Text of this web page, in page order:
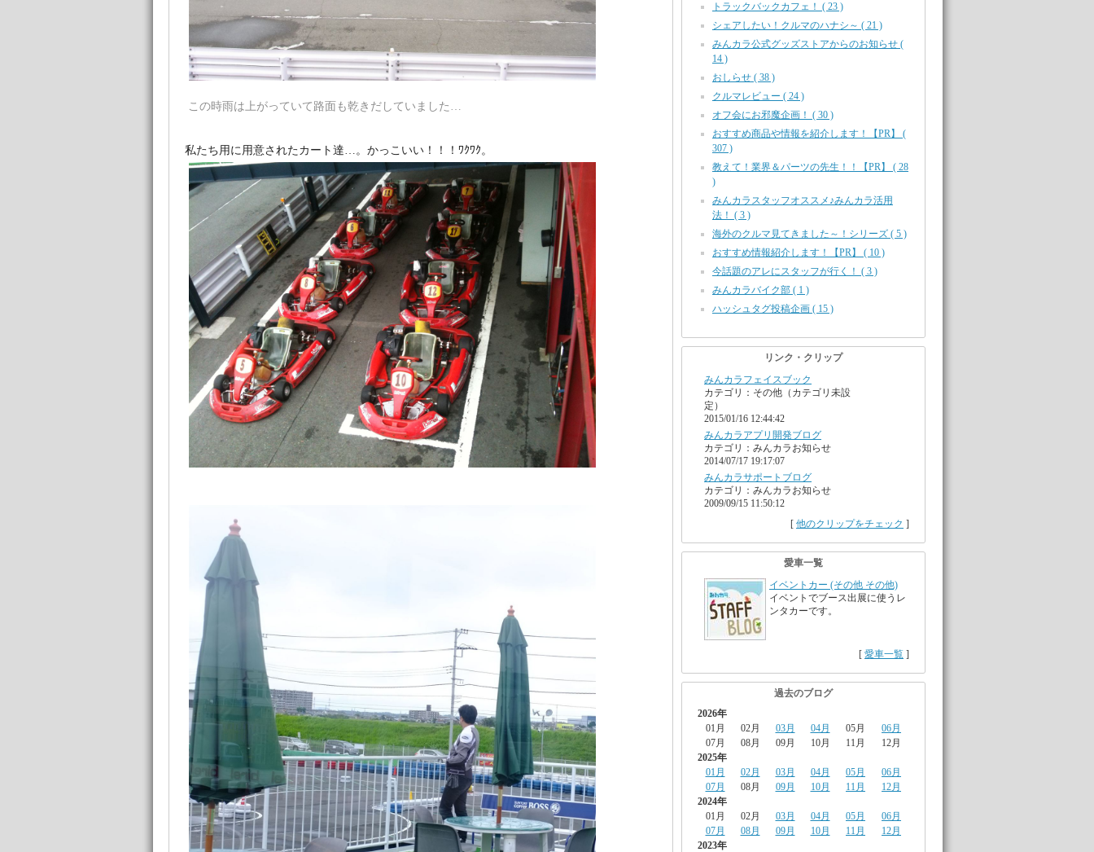
この時雨は上がっていて路面も乾きだしていました…
私たち用に用意されたカート達…。かっこいい！！！ﾜｸﾜｸ。
トラックバックカフェ！ ( 23 )
シェアしたい！クルマのハナシ～ ( 21 )
みんカラ公式グッズストアからのお知らせ (
14 )
おしらせ ( 38 )
クルマレビュー ( 24 )
オフ会にお邪魔企画！ ( 30 )
おすすめ商品や情報を紹介します！【PR】 (
307 )
教えて！業界＆パーツの先生！！【PR】 ( 28
)
みんカラスタッフオススメ♪みんカラ活用
法！ ( 3 )
海外のクルマ見てきました～！シリーズ ( 5 )
おすすめ情報紹介します！【PR】 ( 10 )
今話題のアレにスタッフが行く！ ( 3 )
みんカラバイク部 ( 1 )
ハッシュタグ投稿企画 ( 15 )
リンク・クリップ
みんカラフェイスブック
カテゴリ：その他（カテゴリ未設
定）
2015/01/16 12:44:42
みんカラアプリ開発ブログ
カテゴリ：みんカラお知らせ
2014/07/17 19:17:07
みんカラサポートブログ
カテゴリ：みんカラお知らせ
2009/09/15 11:50:12
[ 他のクリップをチェック ]
愛車一覧
イベントカー (その他 その他)
イベントでブース出展に使うレ
ンタカーです。
[ 愛車一覧 ]
過去のブログ
2026年
01月
02月 03月 04月 05月
06月
07月
08月 09月 10月 11月
12月
2025年
01月
02月 03月 04月 05月
06月
07月
08月 09月 10月 11月
12月
2024年
01月
02月 03月 04月 05月
06月
07月
08月 09月 10月 11月
12月
2023年